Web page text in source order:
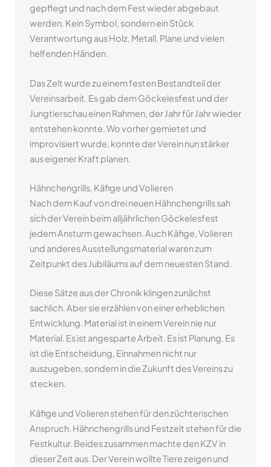
gepflegt und nach dem Fest wieder abgebaut
werden. Kein Symbol, sondern ein Stück
Verantwortung aus Holz, Metall, Plane und vielen
helfenden Händen.
Das Zelt wurde zu einem festen Bestandteil der
Vereinsarbeit. Es gab dem Göckelesfest und der
Jungtierschau einen Rahmen, der Jahr für Jahr wieder
entstehen konnte. Wo vorher gemietet und
improvisiert wurde, konnte der Verein nun stärker
aus eigener Kraft planen.
Hähnchengrills, Käfige und Volieren
Nach dem Kauf von drei neuen Hähnchengrills sah
sich der Verein beim alljährlichen Göckelesfest
jedem Ansturm gewachsen. Auch Käfige, Volieren
und anderes Ausstellungsmaterial waren zum
Zeitpunkt des Jubiläums auf dem neuesten Stand.
Diese Sätze aus der Chronik klingen zunächst
sachlich. Aber sie erzählen von einer erheblichen
Entwicklung. Material ist in einem Verein nie nur
Material. Es ist angesparte Arbeit. Es ist Planung. Es
ist die Entscheidung, Einnahmen nicht nur
auszugeben, sondern in die Zukunft des Vereins zu
stecken.
Käfige und Volieren stehen für den züchterischen
Anspruch. Hähnchengrills und Festzelt stehen für die
Festkultur. Beides zusammen machte den KZV in
dieser Zeit aus. Der Verein wollte Tiere zeigen und